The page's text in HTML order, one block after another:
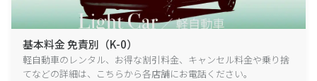
基本料金 免責別（K-0）
軽自動車のレンタル、お得な割引料金、キャンセル料金や乗り捨
てなどの詳細は、こちらから各店舗にお電話ください。